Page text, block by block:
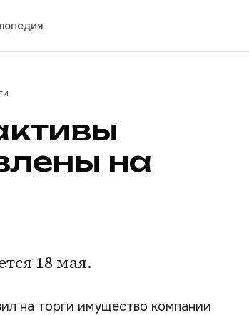
на
18 мая.
на торги имущество компании